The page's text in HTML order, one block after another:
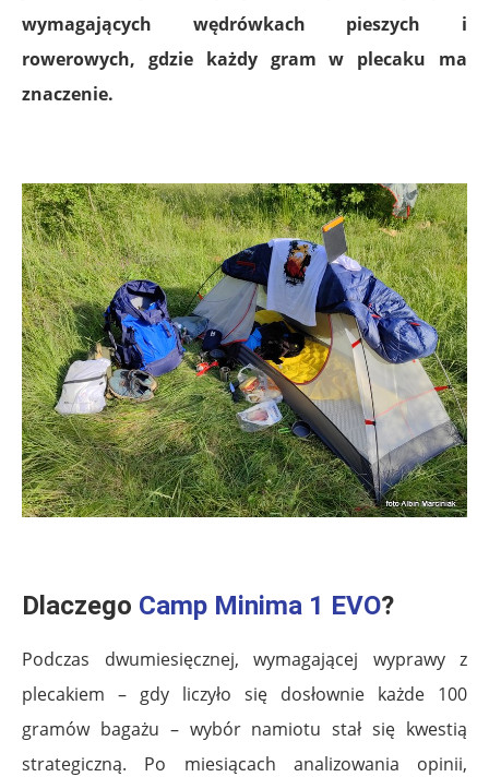
wymagających wędrówkach pieszych i
rowerowych, gdzie każdy gram w plecaku ma
znaczenie.
Dlaczego Camp Minima 1 EVO?
Podczas dwumiesięcznej, wymagającej wyprawy z
plecakiem – gdy liczyło się dosłownie każde 100
gramów bagażu – wybór namiotu stał się kwestią
strategiczną. Po miesiącach analizowania opinii,